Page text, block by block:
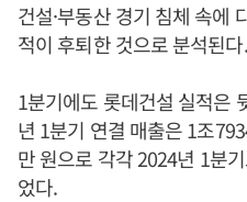
건설·부동산 경기 침체 속에
적이 후퇴한 것으로 분석된다.
1분기에도 롯데건설 실적은
년 1분기 연결 매출은 1조
만 원으로 각각 2024년 1분
었다.